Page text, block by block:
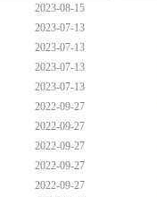
2023-08-15
2023-07-13
2023-07-13
2023-07-13
2023-07-13
2022-09-27
2022-09-27
2022-09-27
2022-09-27
2022-09-27